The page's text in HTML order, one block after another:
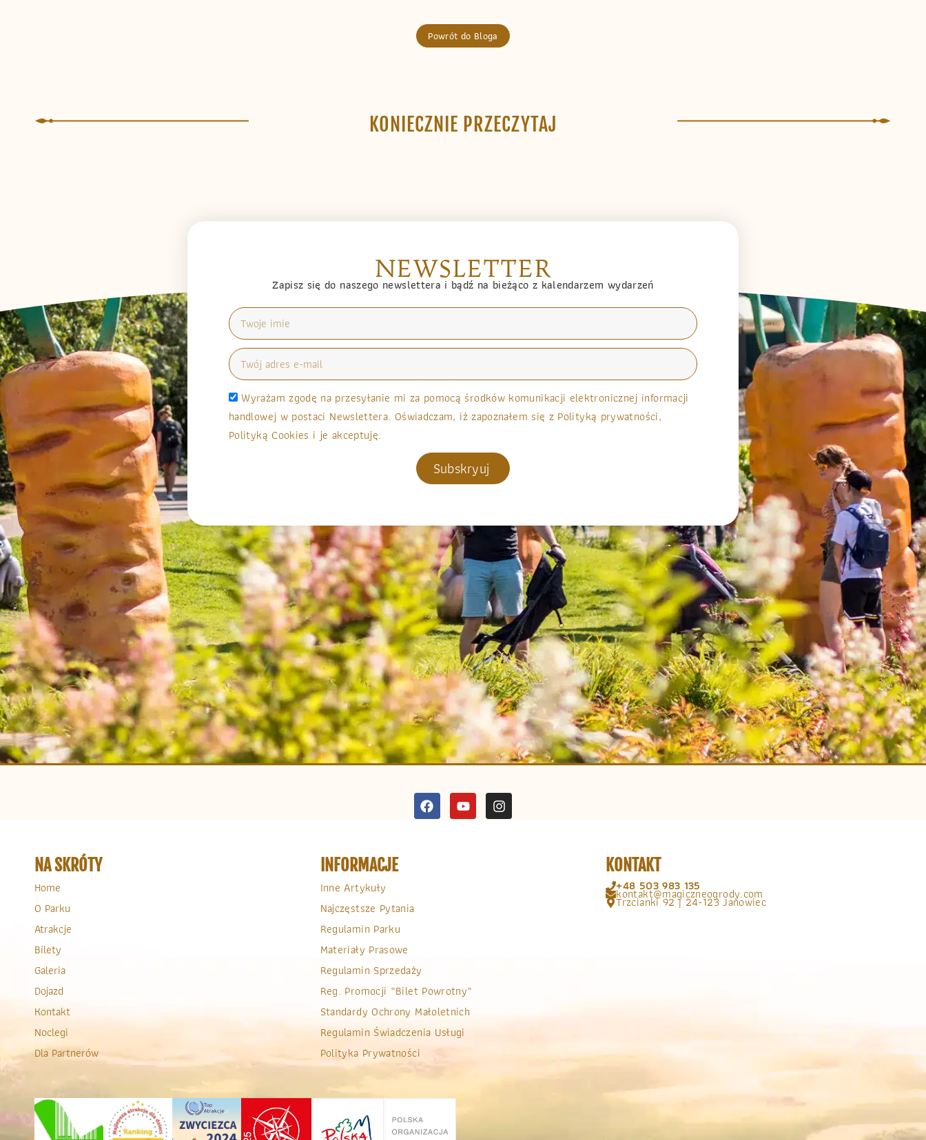
Powrót do Bloga
KONIECZNIE PRZECZYTAJ
NEWSLETTER
Zapisz się do naszego newslettera i bądź na bieżąco z kalendarzem wydarzeń
Wyrażam zgodę na przesyłanie mi za pomocą środków komunikacji elektronicznej informacji
handlowej w postaci Newslettera. Oświadczam, iż zapoznałem się z Polityką prywatności,
Polityką Cookies i je akceptuję.
Subskryuj
NA SKRÓTY
Home
O Parku
Atrakcje
Bilety
Galeria
Dojazd
Kontakt
Noclegi
Dla Partnerów
INFORMACJE
Inne Artykuły
Najczęstsze Pytania
Regulamin Parku
Materiały Prasowe
Regulamin Sprzedaży
Reg. Promocji „bilet Powrotny”
Standardy Ochrony Małoletnich
Regulamin Świadczenia Usługi
Polityka Prywatności
KONTAKT
+48 503 983 135
kontakt@magiczneogrody.com
Trzcianki 92 | 24-123 Janowiec